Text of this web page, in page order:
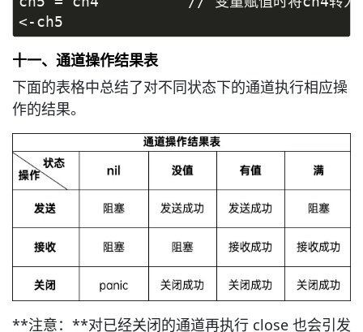
<-ch5
十一、通道操作结果表
下面的表格中总结了对不同状态下的通道执行相应操
作的结果。
**注意：**对已经关闭的通道再执行 close 也会引发